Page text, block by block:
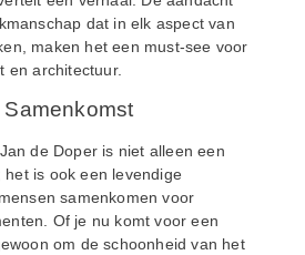
dat in elk aspect van
maken het een must-see voor
en architectuur.
de Doper is niet alleen een
is ook een levendige
samenkomen voor
Of je nu komt voor een
om de schoonheid van het